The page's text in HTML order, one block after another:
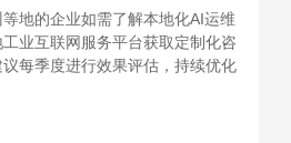
地的企业如需了解本地化AI运维
业互联网服务平台获取定制化咨
每季度进行效果评估，持续优化